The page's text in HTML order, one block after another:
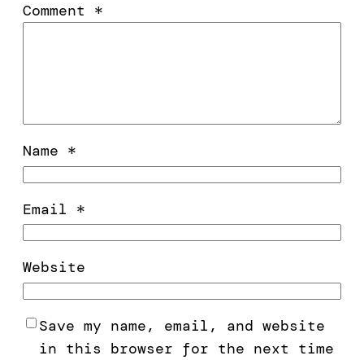
Comment *
Name *
Email *
Website
Save my name, email, and website
in this browser for the next time